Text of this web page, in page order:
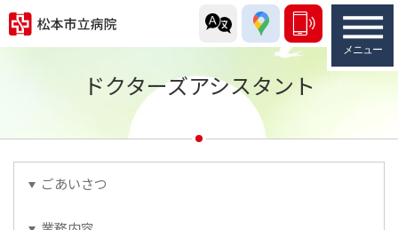
ドクターズアシスタント
ごあいさつ